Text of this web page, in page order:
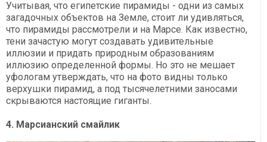
Учитывая, что египетские пирамиды - одни из самых
загадочных объектов на Земле, стоит ли удивляться,
что пирамиды рассмотрели и на Марсе. Как известно,
тени зачастую могут создавать удивительные
иллюзии и придать природным образованиям
иллюзию определенной формы. Но это не мешает
уфологам утверждать, что на фото видны только
верхушки пирамид, а под тысячелетними заносами
скрываются настоящие гиганты.
4. Марсианский смайлик